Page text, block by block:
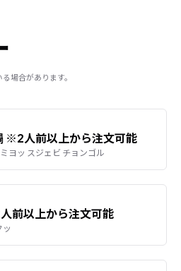
場合があります。
※2人前以上から注文可能
ミヨッ スジェビ チョンゴル
前以上から注文可能
ッ